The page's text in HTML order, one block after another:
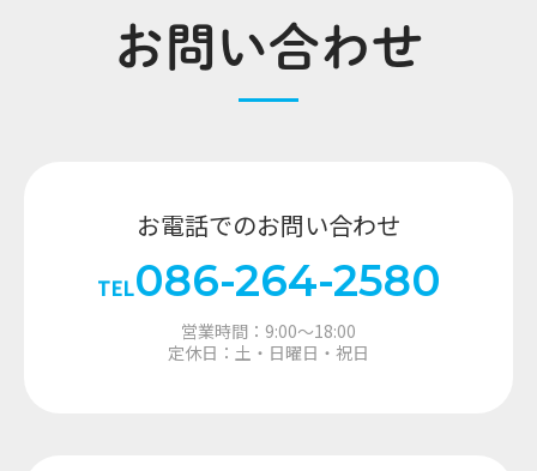
お問い合わせ
お電話でのお問い合わせ
TEL086-264-2580
営業時間：9:00～18:00
定休日：土・日曜日・祝日